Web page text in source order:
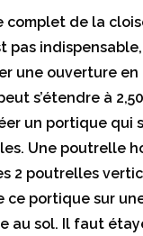
complet de la
pas
une ouverture en
s’étendre à
un portique qui
Une poutrelle
2 poutrelles
ce portique sur
au sol. Il faut